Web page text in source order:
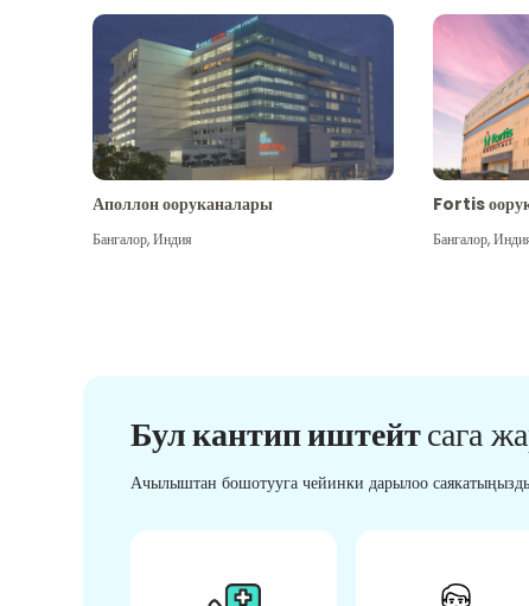
Аполлон ооруканалары
Бангалор,Индия
Fortis
Бангалор,
Бул кантип иштейтсага
Ачылыштан бошотууга чейинки дарылоо